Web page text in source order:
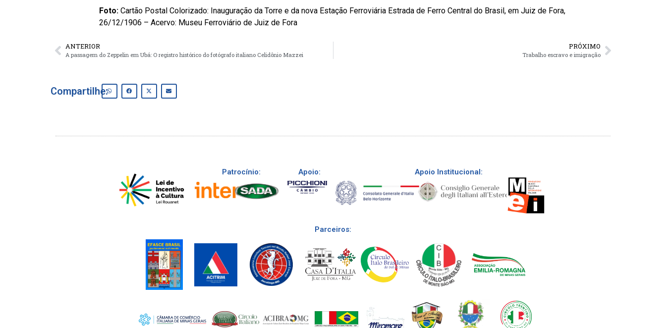
Foto: Cartão Postal Colorizado: Inauguração da Torre e da nova Estação Ferroviária Estrada de Ferro Central do Brasil, em Juiz de Fora,
26/12/1906 – Acervo: Museu Ferroviário de Juiz de Fora
ANTERIOR
A passagem do Zeppelin em Ubá: O registro histórico do fotógrafo italiano Celidônio Mazzei
PRÓXIMO
Trabalho escravo e imigração
Compartilhe:
Patrocínio: Apoio: Apoio Institucional:
Parceiros: